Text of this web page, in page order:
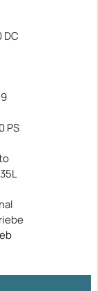
DC
PS